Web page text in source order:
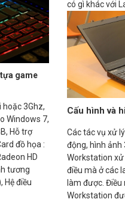
game
hoặc 3Ghz,
Windows 7,
Hỗ trợ
đồ họa :
HD
tương
Hệ điều
có gì khác với
Cấu hình và
Các tác vụ xử
động, hình ảnh
Workstation xử
điều mà ở các
làm được.
Workstation